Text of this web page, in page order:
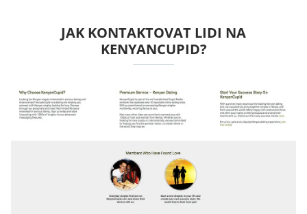
JAK KONTAKTOVAT LIDI NA
KENYANCUPID?